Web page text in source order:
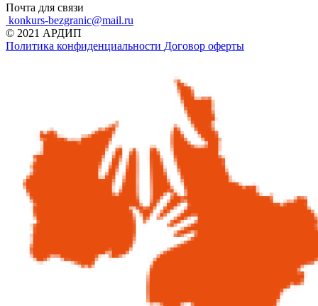
Почта для связи
konkurs-bezgranic@mail.ru
© 2021 АРДИП
Политика конфиденциальности Договор оферты